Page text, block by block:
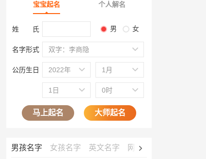
宝宝起名 个人解名
姓 氏 男 女
名字形式 双字：李商隐
公历生日 2022年 1月
1日 0时
马上起名 大师起名
男孩名字 女孩名字 英文名字 网名大全